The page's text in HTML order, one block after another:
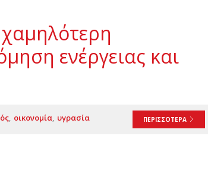
ενέργειας και
ΠΕΡΙΣΣΟΤΕΡΑ
οικονομία υγρασία